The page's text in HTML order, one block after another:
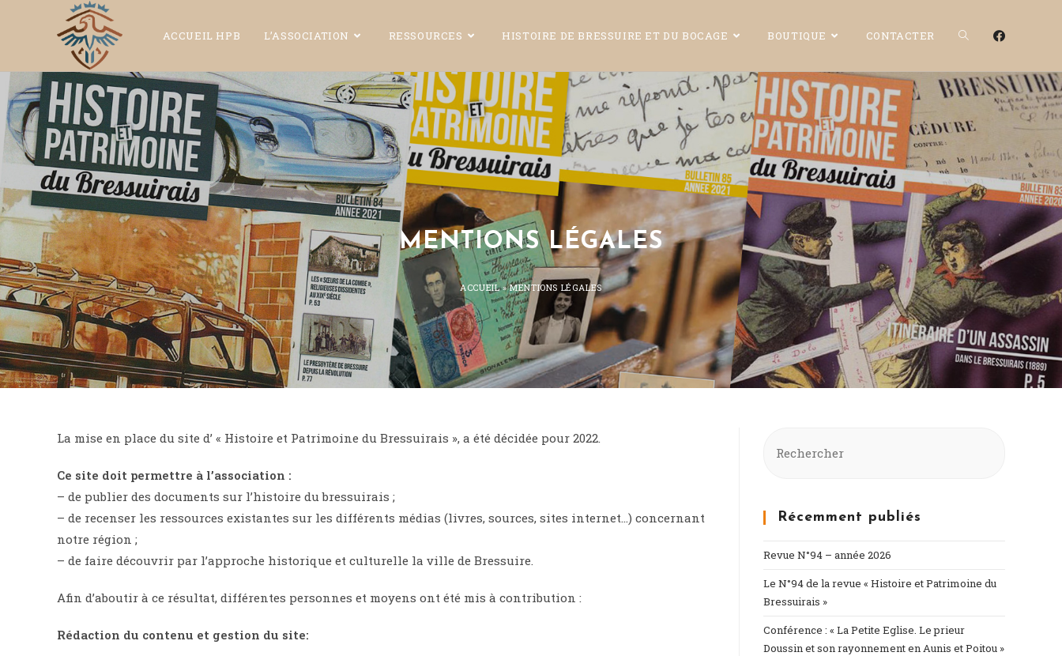
ACCUEIL HPB L’ASSOCIATION RESSOURCES HISTOIRE DE BRESSUIRE ET DU BOCAGE BOUTIQUE CONTACTER
MENTIONS LÉGALES
ACCUEIL»MENTIONS LÉGALES
La mise en place du site d’ « Histoire et Patrimoine du Bressuirais », a été décidée pour 2022.
Ce site doit permettre à l’association :
– de publier des documents sur l’histoire du bressuirais ;
– de recenser les ressources existantes sur les différents médias (livres, sources, sites internet…) concernant
notre région ;
– de faire découvrir par l’approche historique et culturelle la ville de Bressuire.
Afin d’aboutir à ce résultat, différentes personnes et moyens ont été mis à contribution :
Rédaction du contenu et gestion du site:
Récemment publiés
Revue N°94 – année 2026
Le N°94 de la revue « Histoire et Patrimoine du
Bressuirais »
Conférence : « La Petite Eglise. Le prieur
Doussin et son rayonnement en Aunis et Poitou »